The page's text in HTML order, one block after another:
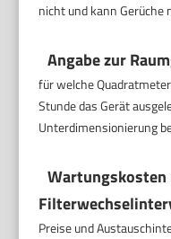
nicht und kann
Angabe zur
für welche
Stunde das Gerät
Unterdimensionierung
Wartungskosten
Preise und